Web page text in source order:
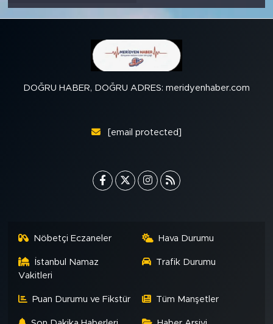
DOĞRU HABER, DOĞRU ADRES: meridyenhaber.com
[email protected]
Nöbetçi Eczaneler Hava Durumu
İstanbul Namaz
Vakitleri
Trafik Durumu
Puan Durumu ve Fikstür Tüm Manşetler